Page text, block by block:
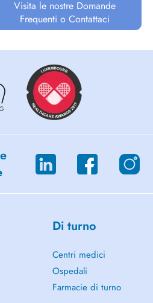
Visita le nostre Domande
Frequenti o Contattaci
Di turno
Centri medici
Ospedali
Farmacie di turno